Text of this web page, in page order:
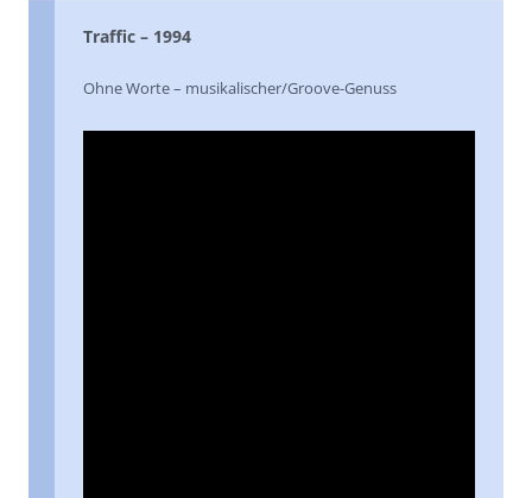
Traffic – 1994
Ohne Worte – musikalischer/Groove-Genuss